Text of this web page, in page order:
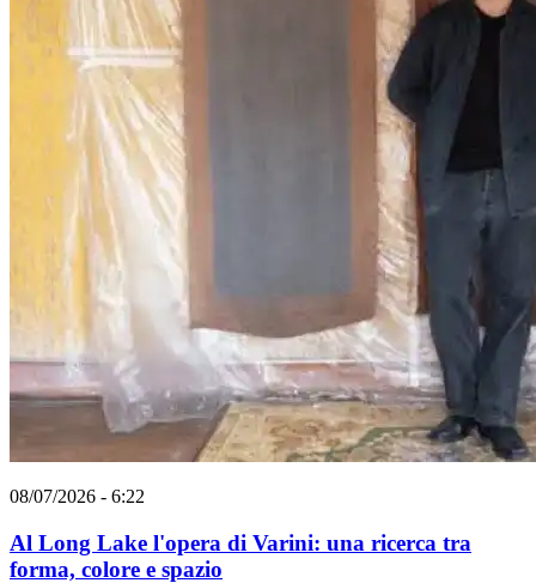
08/07/2026 - 6:22
Al Long Lake l'opera di Varini: una ricerca tra
forma, colore e spazio